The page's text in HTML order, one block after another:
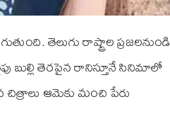
తెలుగు రాష్ట్రాల ప్రజలనుండి
బుల్లి తెరపైన రానిస్తూనే సినిమాలో
ఆమెకు మంచి పేరు